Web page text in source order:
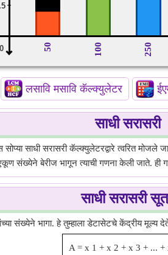
0 50 100 250
लसावि मसावि कॅल्क्युलेटर
साधी सरासरी
सोप्या साधी सरासरी कॅल्क्युलेटरद्वारे त्वरित
बेरीज भागून त्याची गणना केली जाते. ही
साधी सरासरी
संख्येने भागा. हे तुम्हाला डेटासेटचे केंद्रीय मूल्य
A = x 1 + x 2 + x 3 + ... +